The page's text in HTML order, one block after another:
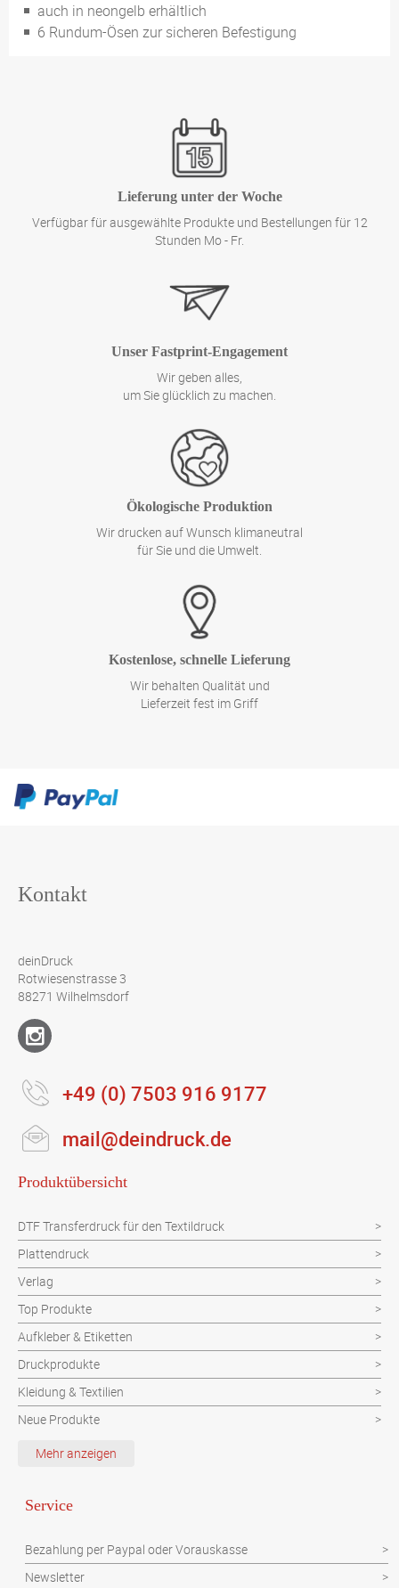
auch in neongelb erhältlich
6 Rundum-Ösen zur sicheren Befestigung
Lieferung unter der Woche
Verfügbar für ausgewählte Produkte und Bestellungen für 12
Stunden Mo - Fr.
Unser Fastprint-Engagement
Wir geben alles,
um Sie glücklich zu machen.
Ökologische Produktion
Wir drucken auf Wunsch klimaneutral
für Sie und die Umwelt.
Kostenlose, schnelle Lieferung
Wir behalten Qualität und
Lieferzeit fest im Griff
Kontakt
deinDruck
Rotwiesenstrasse 3
88271 Wilhelmsdorf
+49 (0) 7503 916 9177
mail@deindruck.de
Produktübersicht
DTF Transferdruck für den Textildruck
Plattendruck
Verlag
Top Produkte
Aufkleber & Etiketten
Druckprodukte
Kleidung & Textilien
Neue Produkte
Schutzvorrichtung
Werbeartikel
Mehr anzeigen
Service
Bezahlung per Paypal oder Vorauskasse
Newsletter